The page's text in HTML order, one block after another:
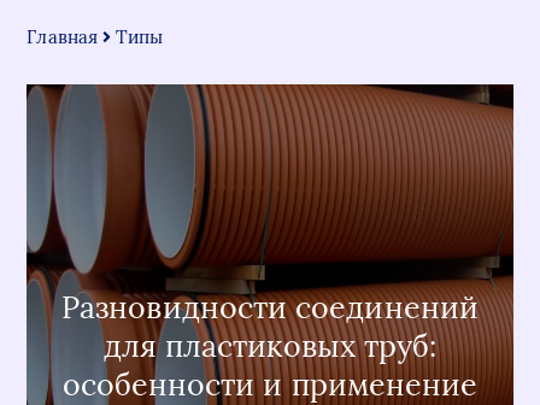
Главная Типы
Разновидности соединений
для пластиковых труб:
особенности и применение